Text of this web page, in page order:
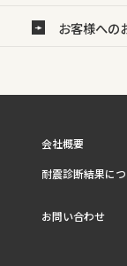
お客様への
会社概要
耐震診断結果に
お問い合わせ